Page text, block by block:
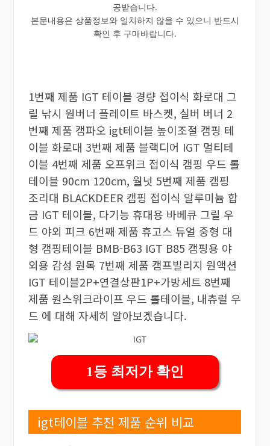
공받습니다.
본문내용은 상품정보와 일치하지 않을 수 있으니 반드시
확인 후 구매바랍니다.
1번째 제품 IGT 테이블 경량 접이식 화로대 그
릴 낚시 원버너 플레이트 바스켓, 실버 버너 2
번째 제품 캠파오 igt테이블 높이조절 캠핑 테
이블 화로대 3번째 제품 블랙디어 IGT 멀티테
이블 4번째 제품 오프위크 접이식 캠핑 우드 롤
테이블 90cm 120cm, 월넛 5번째 제품 캠핑
조리대 BLACKDEER 캠핑 접이식 알루미늄 합
금 IGT 테이블, 다기능 휴대용 바베큐 그릴 우
드 야외 피크 6번째 제품 휴고스 듀얼 중형 대
형 캠핑테이블 BMB-B63 IGT B85 캠핑용 야
외용 감성 원목 7번째 제품 캠프빌리지 원액션
IGT 테이블2P+연결상판1P+가방세트 8번째
제품 원스위크라이프 우드 롤테이블, 내츄럴 우
드 에 대해 자세히 알아보겠습니다.
1등 최저가 확인
igt테이블 추천 제품 순위 비교